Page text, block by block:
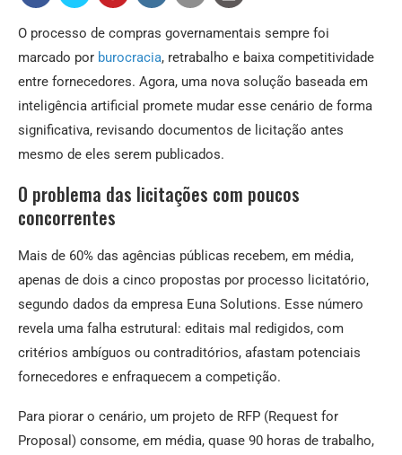
O processo de compras governamentais sempre foi
marcado por burocracia, retrabalho e baixa competitividade
entre fornecedores. Agora, uma nova solução baseada em
inteligência artificial promete mudar esse cenário de forma
significativa, revisando documentos de licitação antes
mesmo de eles serem publicados.
O problema das licitações com poucos
concorrentes
Mais de 60% das agências públicas recebem, em média,
apenas de dois a cinco propostas por processo licitatório,
segundo dados da empresa Euna Solutions. Esse número
revela uma falha estrutural: editais mal redigidos, com
critérios ambíguos ou contraditórios, afastam potenciais
fornecedores e enfraquecem a competição.
Para piorar o cenário, um projeto de RFP (Request for
Proposal) consome, em média, quase 90 horas de trabalho,